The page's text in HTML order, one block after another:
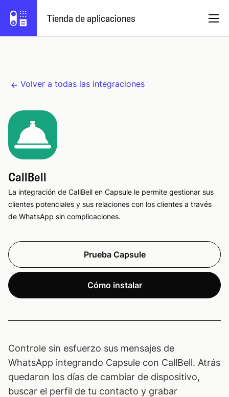
Tienda de aplicaciones
Iniciar sesión
Volver a todas las integraciones
CallBell
La integración de CallBell en Capsule le permite gestionar sus
clientes potenciales y sus relaciones con los clientes a través
de WhatsApp sin complicaciones.
Prueba Capsule
Cómo instalar
Controle sin esfuerzo sus mensajes de
WhatsApp integrando Capsule con CallBell. Atrás
quedaron los días de cambiar de dispositivo,
buscar el perfil de tu contacto y grabar